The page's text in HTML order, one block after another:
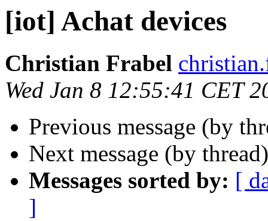
[iot] Achat devices
Christian Frabel
Wed Jan 8 12:55:41 CET
Previous message (by
Next message (by
Messages sorted by: [
]